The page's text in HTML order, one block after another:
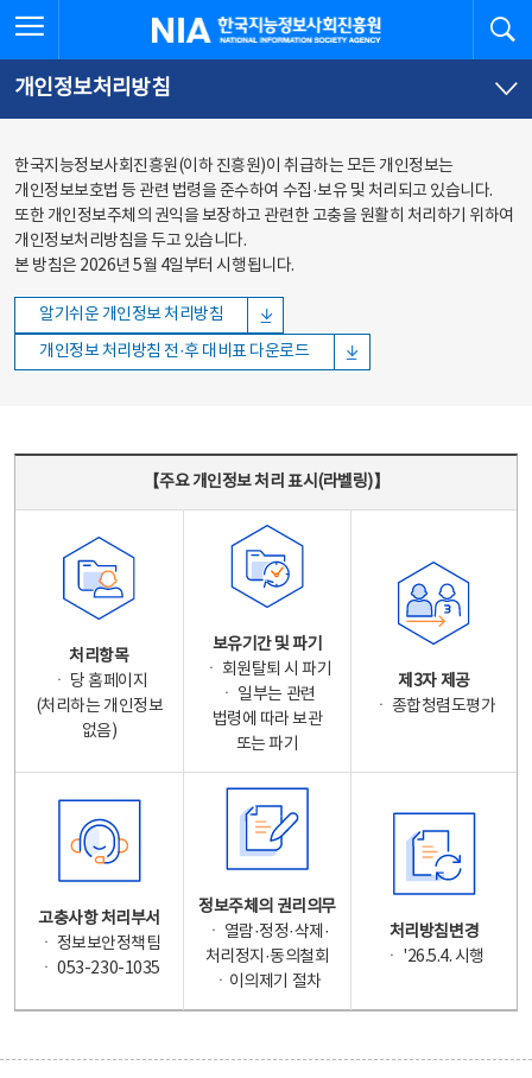
바로가기
바로가기
한국지능정보사회진흥원
개인정보처리방침
한국지능정보사회진흥원(이하 진흥원)이 취급하는 모든 개인정보는
개인정보보호법 등 관련 법령을 준수하여 수집·보유 및 처리되고 있습니다.
또한 개인정보주체의 권익을 보장하고 관련한 고충을 원활히 처리하기 위하여
개인정보처리방침을 두고 있습니다.
본 방침은 2026년 5월 4일부터 시행됩니다.
알기쉬운 개인정보 처리방침
개인정보 처리방침 전·후 대비표 다운로드
【주요 개인정보 처리 표시(라벨링)】
처리항목
ㆍ 당 홈페이지
(처리하는 개인정보
없음)
보유기간 및 파기
ㆍ 회원탈퇴 시 파기
ㆍ 일부는 관련
법령에 따라 보관
또는 파기
제3자 제공
ㆍ 종합청렴도평가
고충사항 처리부서
ㆍ 정보보안정책팀
ㆍ 053-230-1035
정보주체의 권리의무
ㆍ 열람·정정·삭제·
처리정지·동의철회
ㆍ이의제기 절차
처리방침변경
ㆍ '26.5.4. 시행